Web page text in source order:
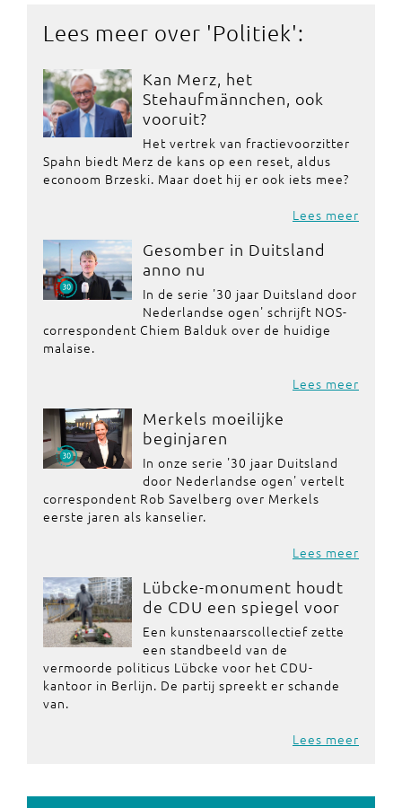
Lees meer over 'Politiek':
Kan Merz, het
Stehaufmännchen, ook
vooruit?
Het vertrek van fractievoorzitter
Spahn biedt Merz de kans op een reset, aldus
econoom Brzeski. Maar doet hij er ook iets mee?
Lees meer
Gesomber in Duitsland
anno nu
In de serie '30 jaar Duitsland door
Nederlandse ogen' schrijft NOS-
correspondent Chiem Balduk over de huidige
malaise.
Lees meer
Merkels moeilijke
beginjaren
In onze serie '30 jaar Duitsland
door Nederlandse ogen' vertelt
correspondent Rob Savelberg over Merkels
eerste jaren als kanselier.
Lees meer
Lübcke-monument houdt
de CDU een spiegel voor
Een kunstenaarscollectief zette
een standbeeld van de
vermoorde politicus Lübcke voor het CDU-
kantoor in Berlijn. De partij spreekt er schande
van.
Lees meer